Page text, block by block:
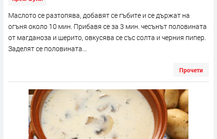
Маслото се разтопява, добавят се гъбите и се държат на
огъня около 10 мин. Прибавя се за 3 мин. чесънът половината
от магданоза и шерито, овкусява се със солта и черния пипер.
Заделят се половината...
Прочети